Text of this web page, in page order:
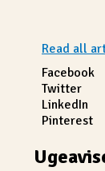
Read all
Facebook
Twitter
LinkedIn
Pinterest